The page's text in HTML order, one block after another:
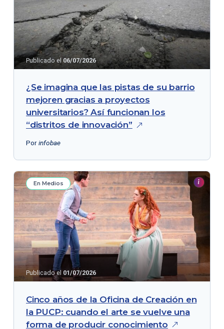
Publicado el06/07/2026
¿Se imagina que las pistas de su barrio
mejoren gracias a proyectos
universitarios? Así funcionan los
“distritos de innovación”
Porinfobae
En Medios
Publicado el 01/07/2026
Cinco años de la Oficina de Creación en
la PUCP: cuando el arte se vuelve una
forma de producir conocimiento